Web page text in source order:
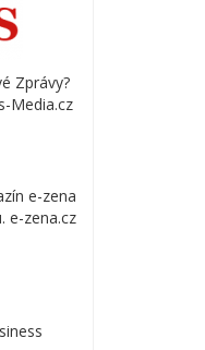
Zprávy?
Media.cz
e-zena
e-zena.cz